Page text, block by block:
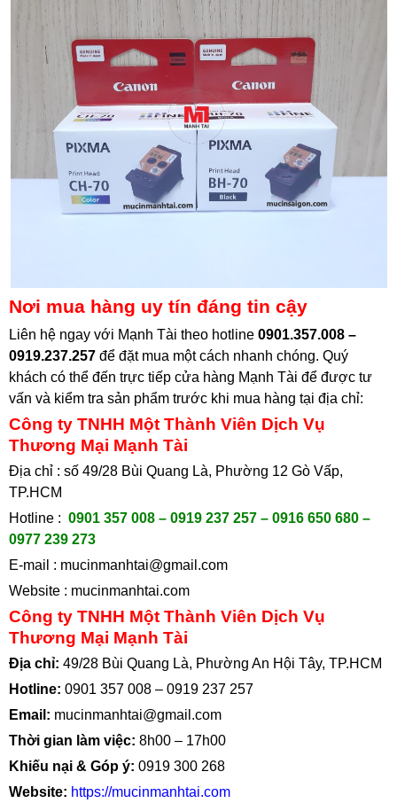
Nơi mua hàng uy tín đáng tin cậy
Liên hệ ngay với Mạnh Tài theo hotline 0901.357.008 –
0919.237.257 để đặt mua một cách nhanh chóng. Quý
khách có thể đến trực tiếp cửa hàng Mạnh Tài để được tư
vấn và kiểm tra sản phẩm trước khi mua hàng tại địa chỉ:
Công ty TNHH Một Thành Viên Dịch Vụ
Thương Mại Mạnh Tài
Địa chỉ : số 49/28 Bùi Quang Là, Phường 12 Gò Vấp,
TP.HCM
Hotline : 0901 357 008 – 0919 237 257 – 0916 650 680 –
0977 239 273
E-mail : mucinmanhtai@gmail.com
Website : mucinmanhtai.com
Công ty TNHH Một Thành Viên Dịch Vụ
Thương Mại Mạnh Tài
Địa chỉ: 49/28 Bùi Quang Là, Phường An Hội Tây, TP.HCM
Hotline: 0901 357 008 – 0919 237 257
Email: mucinmanhtai@gmail.com
Thời gian làm việc: 8h00 – 17h00
Khiếu nại & Góp ý: 0919 300 268
Website: https://mucinmanhtai.com